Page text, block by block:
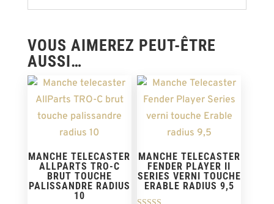
VOUS AIMEREZ PEUT-ÊTRE
AUSSI…
MANCHE TELECASTER
ALLPARTS TRO-C
BRUT TOUCHE
PALISSANDRE RADIUS
10
MANCHE TELECASTER
FENDER PLAYER II
SERIES VERNI TOUCHE
ERABLE RADIUS 9,5